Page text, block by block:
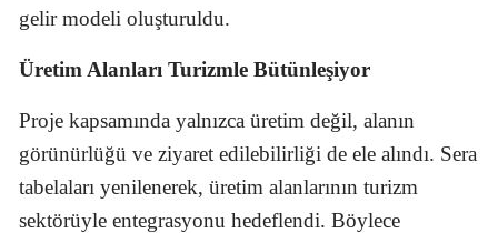
gelir modeli oluşturuldu.
Üretim Alanları Turizmle Bütünleşiyor
Proje kapsamında yalnızca üretim değil, alanın
görünürlüğü ve ziyaret edilebilirliği de ele alındı. Sera
tabelaları yenilenerek, üretim alanlarının turizm
sektörüyle entegrasyonu hedeflendi. Böylece